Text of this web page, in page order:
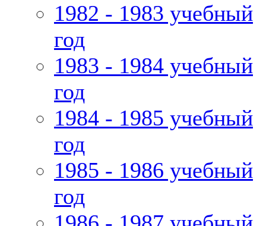
1982 - 1983 учебный
год
1983 - 1984 учебный
год
1984 - 1985 учебный
год
1985 - 1986 учебный
год